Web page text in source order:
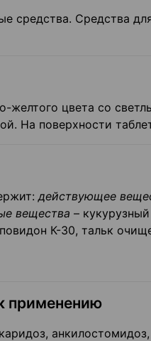
средства. Средства
желтого цвета со
На поверхности
действующее
вещества –
К-30, тальк
применению